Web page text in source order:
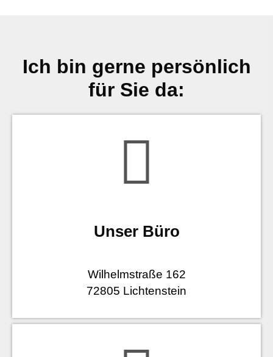
Ich bin gerne persönlich
für Sie da:
Unser Büro
Wilhelmstraße 162
72805 Lichtenstein